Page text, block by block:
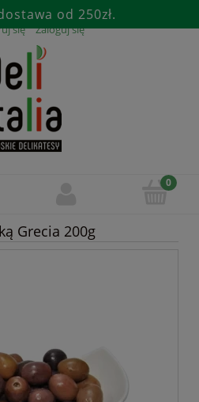
od 250zł.
się Zaloguj się
Grecia 200g